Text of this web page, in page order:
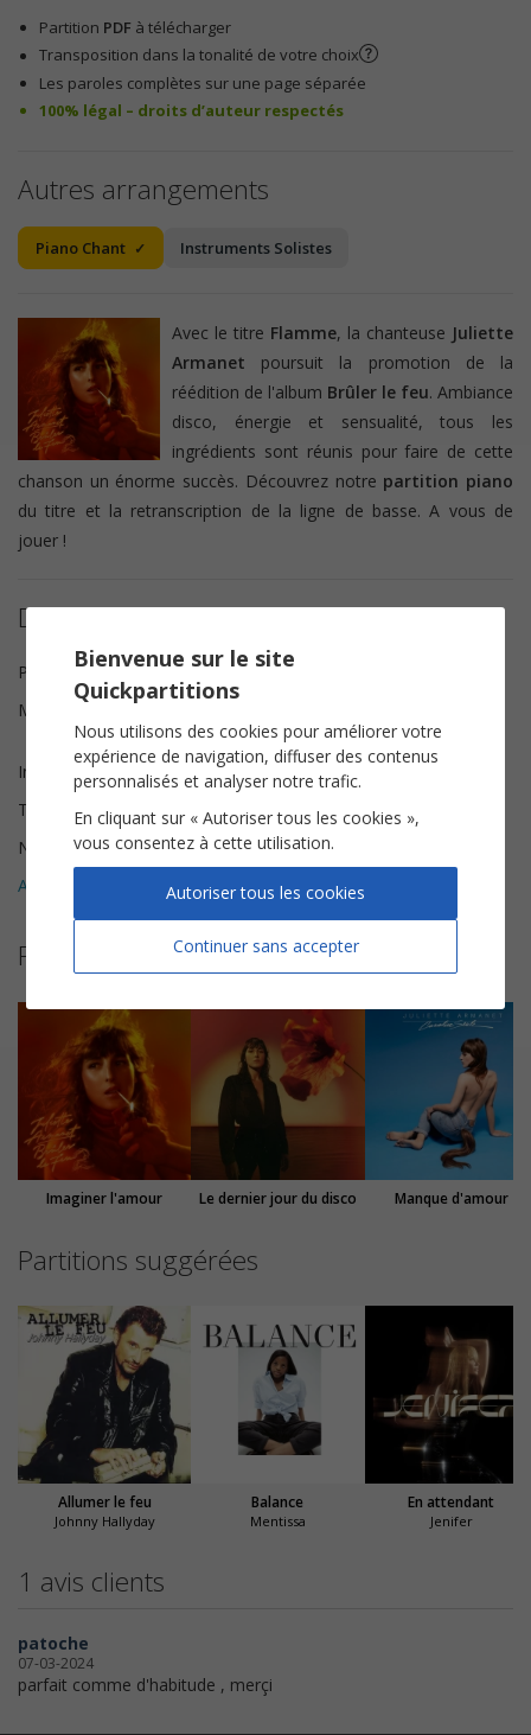
Partition PDF à télécharger
Transposition dans la tonalité de votre choix
Les paroles complètes sur une page séparée
100% légal – droits d’auteur respectés
Autres arrangements
Piano Chant Instruments Solistes
Avec le titre Flamme, la chanteuse Juliette
Armanet poursuit la promotion de la
réédition de l'album Brûler le feu. Ambiance
disco, énergie et sensualité, tous les
ingrédients sont réunis pour faire de cette
chanson un énorme succès. Découvrez notre partition piano
du titre et la retranscription de la ligne de basse. A vous de
jouer !
Détails de la partition
Paroles
Juliette Armanet, Diane Jacqus
Musique
masne
Instrumentation
Piano Chant
Tonalité
Sol majeur
Nombre de pages
6
Avis clients (
Plus de partitions de Juliette Armanet
Imaginer l'amour Le dernier jour du disco Manque d'amour
Partitions suggérées
Allumer le feu
Johnny Hallyday
Balance
Mentissa
En attendant
Jenifer
1 avis clients
patoche
07-03-2024
parfait comme d'habitude , merçi
Bienvenue sur le site
Quickpartitions
Nous utilisons des cookies pour améliorer votre
expérience de navigation, diffuser des contenus
personnalisés et analyser notre trafic.
En cliquant sur « Autoriser tous les cookies »,
vous consentez à cette utilisation.
Continuer sans accepter
Autoriser tous les cookies